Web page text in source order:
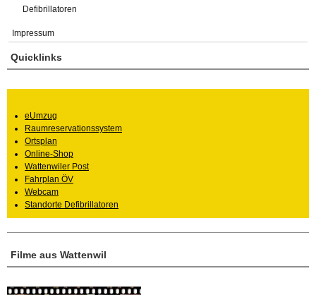
Defibrillatoren
Impressum
Filme aus Wattenwil
Quicklinks
eUmzug
Raumreservationssystem
Ortsplan
Online-Shop
Wattenwiler Post
Fahrplan ÖV
Webcam
Standorte Defibrillatoren